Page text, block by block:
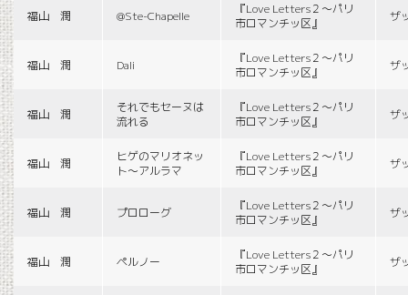
福山 潤 @Ste-Chapelle
『Love Letters２〜パリ
市ロマンチッ区』
ザ
福山 潤 Dali
『Love Letters２〜パリ
市ロマンチッ区』
ザ
福山 潤
それでもセーヌは
流れる
『Love Letters２〜パリ
市ロマンチッ区』
ザ
福山 潤
ヒゲのマリオネッ
ト〜アルラマ
『Love Letters２〜パリ
市ロマンチッ区』
ザ
福山 潤 プロローグ
『Love Letters２〜パリ
市ロマンチッ区』
ザ
福山 潤 ペルノー
『Love Letters２〜パリ
市ロマンチッ区』
ザ